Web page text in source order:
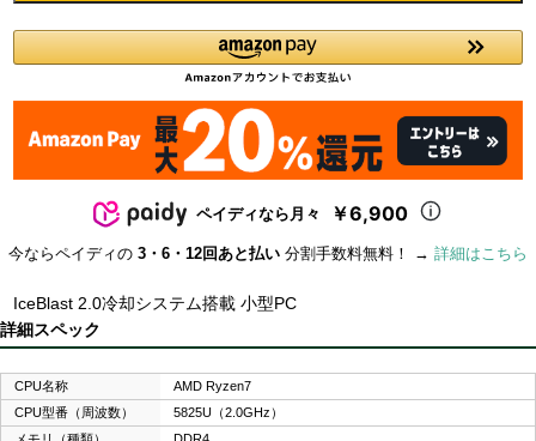
ペイディなら月々 ￥6,900
今ならペイディの 3・6・12回あと払い 分割手数料無料！ → 詳細はこちら
IceBlast 2.0冷却システム搭載 小型PC
詳細スペック
CPU名称
AMD Ryzen7
CPU型番（周波数）
5825U（2.0GHz）